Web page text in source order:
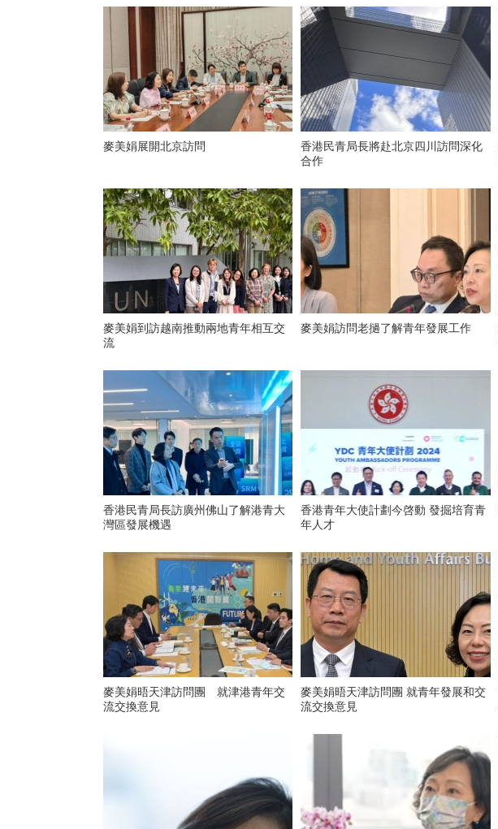
麥美娟展開北京訪問
香港民青局長將赴北京四川訪問深化
合作
​麥美娟到訪越南推動兩地青年相互交
流
麥美娟訪問老撾了解青年發展工作
香港民青局長訪廣州佛山了解港青大
灣區發展機遇
香港青年大使計劃今啓動 發掘培育青
年人才
麥美娟晤天津訪問團 就津港青年交
流交換意見
麥美娟晤天津訪問團 就青年發展和交
流交換意見